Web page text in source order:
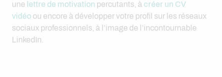
une lettre de motivation percutants, à créer un CV
vidéo ou encore à développer votre profil sur les réseaux
sociaux professionnels, à l’image de l’incontournable
LinkedIn.